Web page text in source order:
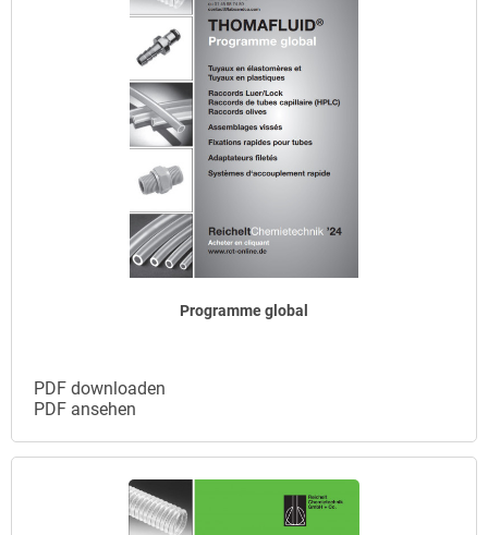
Programme global
PDF downloaden
PDF ansehen